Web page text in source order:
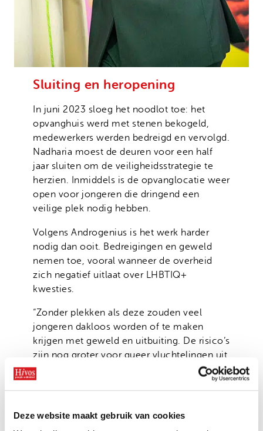
Deze website maakt gebruik van cookies
Sluiting en heropening
In juni 2023 sloeg het noodlot toe: het
opvanghuis werd met stenen bekogeld,
medewerkers werden bedreigd en vervolgd.
Nadharia moest de deuren voor een half
jaar sluiten om de veiligheidsstrategie te
herzien. Inmiddels is de opvanglocatie weer
open voor jongeren die dringend een
veilige plek nodig hebben.
Volgens Androgenius is het werk harder
nodig dan ooit. Bedreigingen en geweld
nemen toe, vooral wanneer de overheid
zich negatief uitlaat over LHBTIQ+
kwesties.
“Zonder plekken als deze zouden veel
jongeren dakloos worden of te maken
krijgen met geweld en uitbuiting. De risico’s
zijn nog groter voor queer vluchtelingen uit
Oeganda, Ethiopië, Somalië en Soedan. Zij
vluchten voor levensgevaarlijke vervolging,